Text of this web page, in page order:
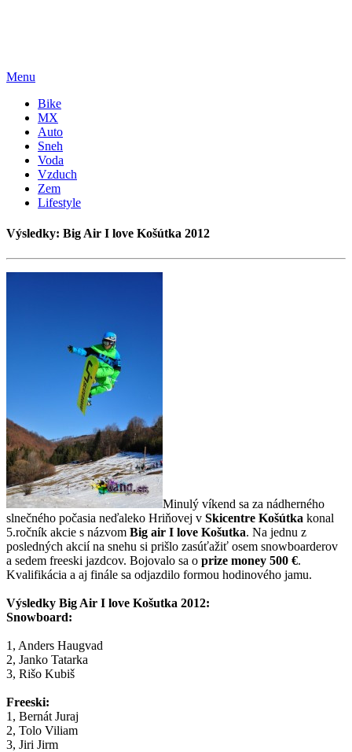
Menu
Bike
MX
Auto
Sneh
Voda
Vzduch
Zem
Lifestyle
Výsledky: Big Air I love Košútka 2012
Minulý víkend sa za nádherného
slnečného počasia neďaleko Hriňovej v Skicentre Košútka konal
5.ročník akcie s názvom Big air I love Košutka. Na jednu z
posledných akcií na snehu si prišlo zasúťažiť osem snowboarderov
a sedem freeski jazdcov. Bojovalo sa o prize money 500 €.
Kvalifikácia a aj finále sa odjazdilo formou hodinového jamu.
Výsledky Big Air I love Košutka 2012:
Snowboard:
1, Anders Haugvad
2, Janko Tatarka
3, Rišo Kubiš
Freeski:
1, Bernát Juraj
2, Tolo Viliam
3, Jiri Jirm